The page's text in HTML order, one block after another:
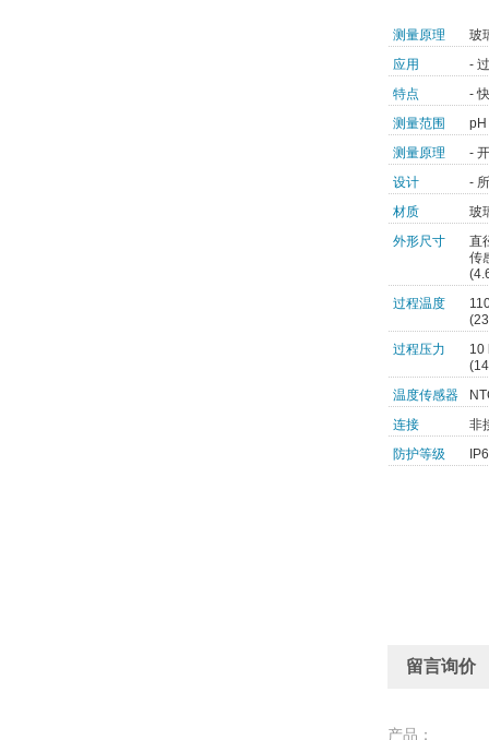
测量原理
玻
应用
-
特点
-
测量范围
pH
测量原理
-
设计
-
材质
玻
外形尺寸
直
传
过程温度
过程压力
10
温度传感器
连接
非
防护等级
留言询价
产品：